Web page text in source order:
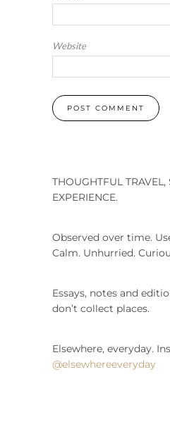
Website
THOUGHTFUL
EXPERIENCE.
Observed over time.
Calm. Unhurried.
Essays, notes and
don’t collect places.
Elsewhere, everyday.
@elsewhereeveryday